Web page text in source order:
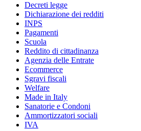
Decreti legge
Dichiarazione dei redditi
INPS
Pagamenti
Scuola
Reddito di cittadinanza
Agenzia delle Entrate
Ecommerce
Sgravi fiscali
Welfare
Made in Italy
Sanatorie e Condoni
Ammortizzatori sociali
IVA